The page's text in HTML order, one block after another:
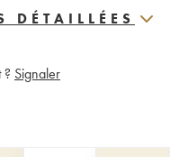
DÉTAILLÉES
? Signaler